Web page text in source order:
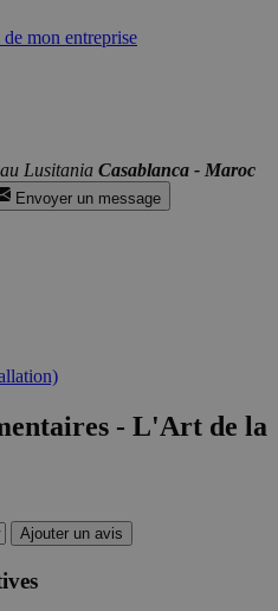
mon entreprise
Lusitania Casablanca - Maroc
Envoyer un message
- L'Art de la
Ajouter un avis